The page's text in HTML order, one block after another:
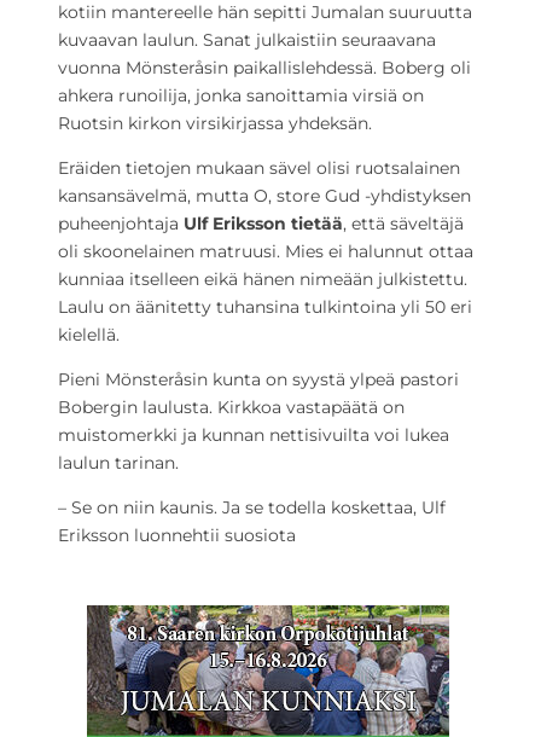
kotiin mantereelle hän sepitti Jumalan suuruutta
kuvaavan laulun. Sanat julkaistiin seuraavana
vuonna Mönsteråsin paikallislehdessä. Boberg oli
ahkera runoilija, jonka sanoittamia virsiä on
Ruotsin kirkon virsikirjassa yhdeksän.
Eräiden tietojen mukaan sävel olisi ruotsalainen
kansansävelmä, mutta O, store Gud -yhdistyksen
puheenjohtaja Ulf Eriksson tietää, että säveltäjä
oli skoonelainen matruusi. Mies ei halunnut ottaa
kunniaa itselleen eikä hänen nimeään julkistettu.
Laulu on äänitetty tuhansina tulkintoina yli 50 eri
kielellä.
Pieni Mönsteråsin kunta on syystä ylpeä pastori
Bobergin laulusta. Kirkkoa vastapäätä on
muistomerkki ja kunnan nettisivuilta voi lukea
laulun tarinan.
– Se on niin kaunis. Ja se todella koskettaa, Ulf
Eriksson luonnehtii suosiota